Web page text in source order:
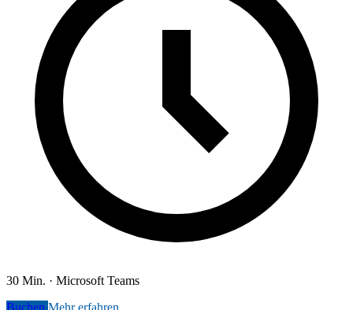
30 Min. · Microsoft Teams
Buchen Mehr erfahren